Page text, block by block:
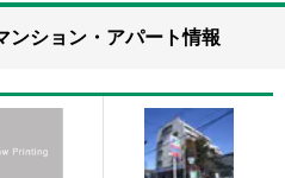
ンション・アパート情報